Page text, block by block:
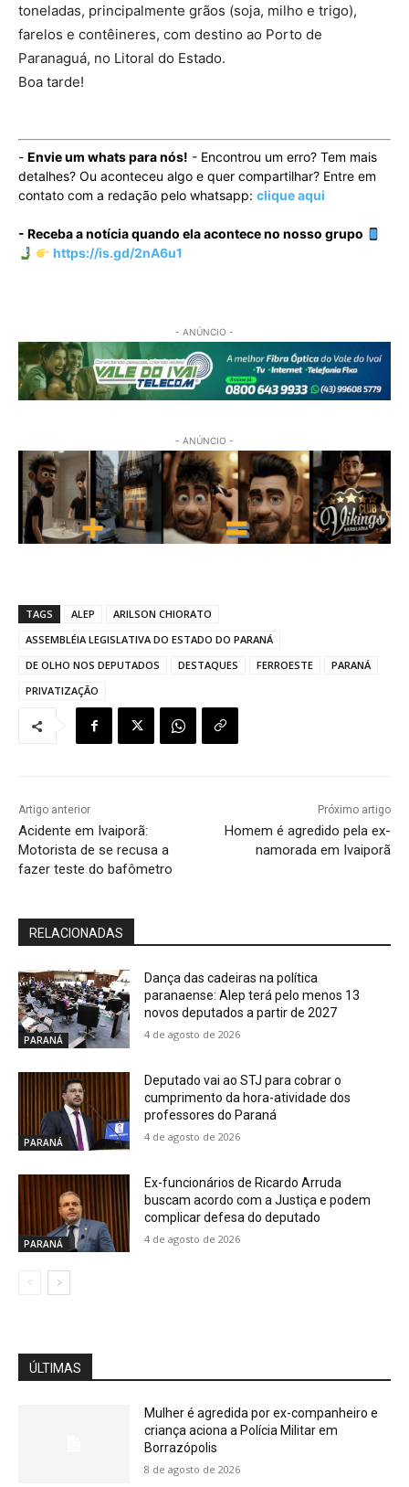
toneladas, principalmente grãos (soja, milho e trigo),
farelos e contêineres, com destino ao Porto de
Paranaguá, no Litoral do Estado.
Boa tarde!
- Envie um whats para nós! - Encontrou um erro? Tem mais
detalhes? Ou aconteceu algo e quer compartilhar? Entre em
contato com a redação pelo whatsapp: clique aqui
- Receba a notícia quando ela acontece no nosso grupo
https://is.gd/2nA6u1
- ANÚNCIO -
- ANÚNCIO -
TAGS ALEP
ARILSON CHIORATO
ASSEMBLÉIA LEGISLATIVA DO ESTADO DO PARANÁ
DE OLHO NOS DEPUTADOS
DESTAQUES FERROESTE
PARANÁ
PRIVATIZAÇÃO
Artigo anterior
Acidente em Ivaiporã:
Motorista de se recusa a
fazer teste do bafômetro
Próximo artigo
Homem é agredido pela ex-
namorada em Ivaiporã
RELACIONADAS
PARANÁ
Dança das cadeiras na política
paranaense: Alep terá pelo menos 13
novos deputados a partir de 2027
4 de agosto de 2026
PARANÁ
Deputado vai ao STJ para cobrar o
cumprimento da hora-atividade dos
professores do Paraná
4 de agosto de 2026
PARANÁ
Ex-funcionários de Ricardo Arruda
buscam acordo com a Justiça e podem
complicar defesa do deputado
4 de agosto de 2026
ÚLTIMAS
Mulher é agredida por ex-companheiro e
criança aciona a Polícia Militar em
Borrazópolis
8 de agosto de 2026